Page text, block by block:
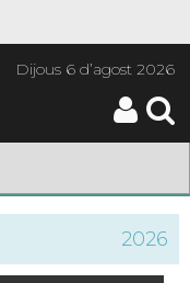
Dijous6 d’agost 2026
2026